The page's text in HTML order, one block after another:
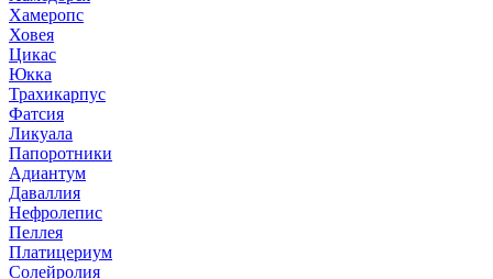
Хамеропс
Ховея
Цикас
Юкка
Трахикарпус
Фатсия
Ликуала
Папоротники
Адиантум
Даваллия
Нефролепис
Пеллея
Платицериум
Солейролия